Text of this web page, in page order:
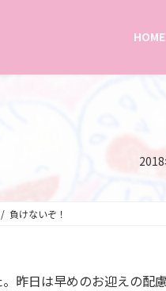
HOME
負けないぞ！
昨日は早めのお迎えの配